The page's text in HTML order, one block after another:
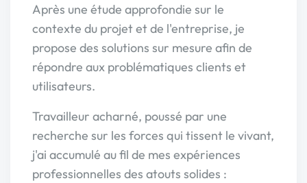
Après une étude approfondie sur le
contexte du projet et de l'entreprise, je
propose des solutions sur mesure afin de
répondre aux problématiques clients et
utilisateurs.
Travailleur acharné, poussé par une
recherche sur les forces qui tissent le vivant,
j'ai accumulé au fil de mes expériences
professionnelles des atouts solides :